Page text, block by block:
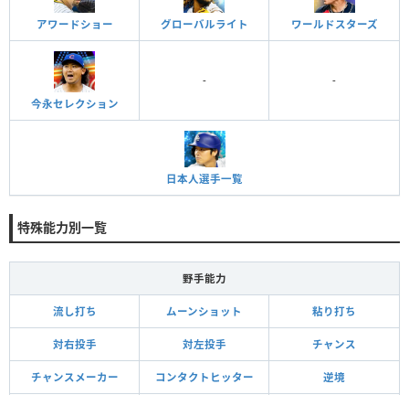
アワードショー グローバルライト ワールドスターズ
今永セレクション
- -
日本人選手一覧
特殊能力別一覧
野手能力
流し打ち ムーンショット 粘り打ち
対右投手 対左投手 チャンス
チャンスメーカー コンタクトヒッター 逆境